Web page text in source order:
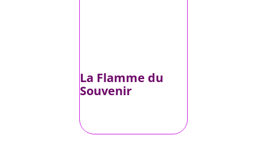
La Flamme du
Souvenir